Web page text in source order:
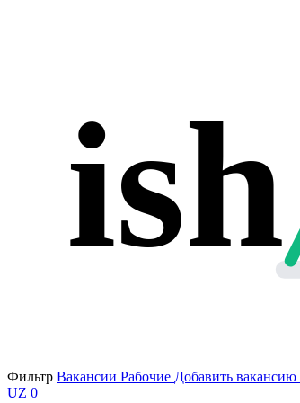
ish
Фильтр Вакансии Рабочие Добавить вакансию
UZ 0